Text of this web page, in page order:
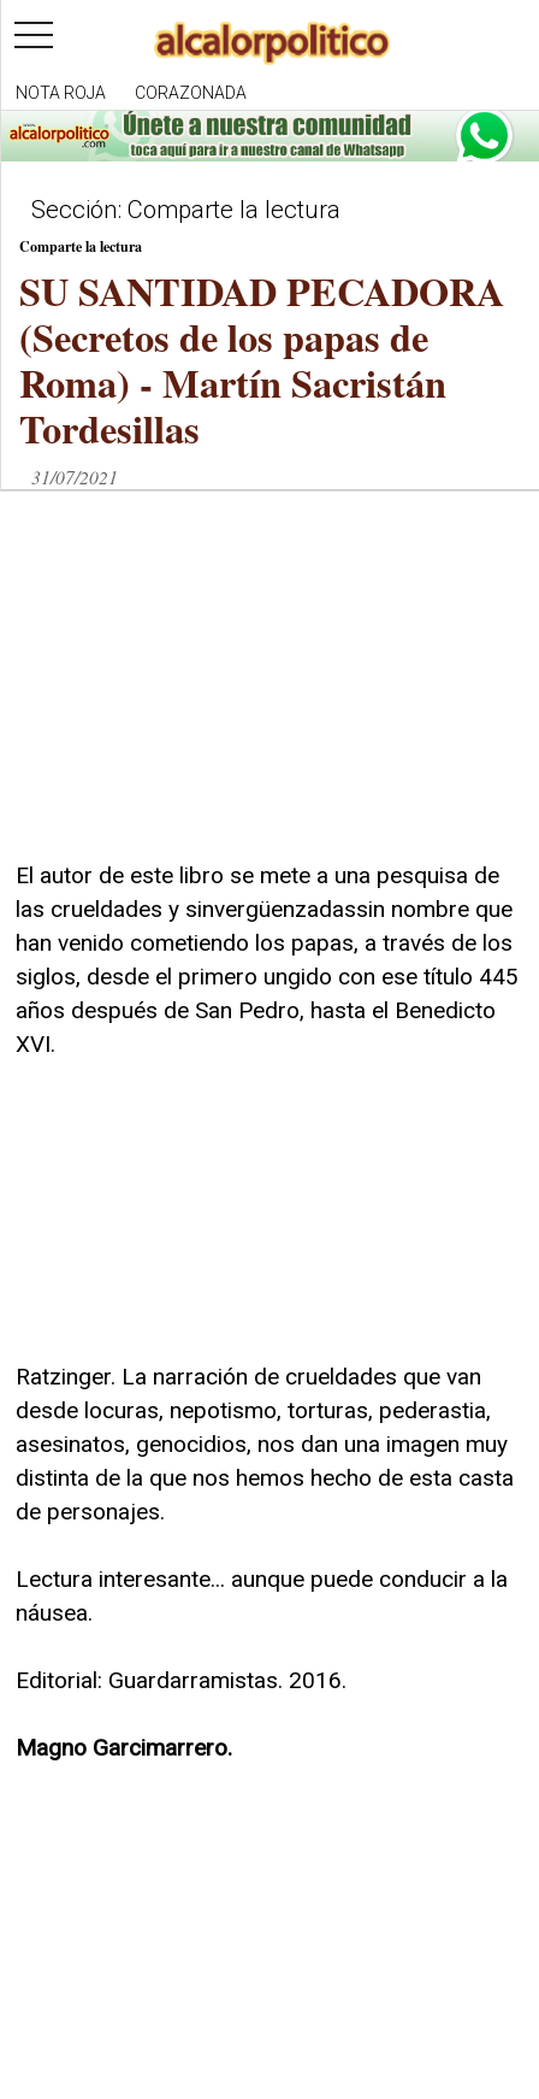
toggle
navigation
NOTA ROJA CORAZONADA
Sección: Comparte la lectura
Comparte la lectura
SU SANTIDAD PECADORA
(Secretos de los papas de
Roma) - Martín Sacristán
Tordesillas
31/07/2021
El autor de este libro se mete a una pesquisa de
las crueldades y sinvergüenzadassin nombre que
han venido cometiendo los papas, a través de los
siglos, desde el primero ungido con ese título 445
años después de San Pedro, hasta el Benedicto
XVI.
Ratzinger. La narración de crueldades que van
desde locuras, nepotismo, torturas, pederastia,
asesinatos, genocidios, nos dan una imagen muy
distinta de la que nos hemos hecho de esta casta
de personajes.
Lectura interesante... aunque puede conducir a la
náusea.
Editorial: Guardarramistas. 2016.
Magno Garcimarrero.